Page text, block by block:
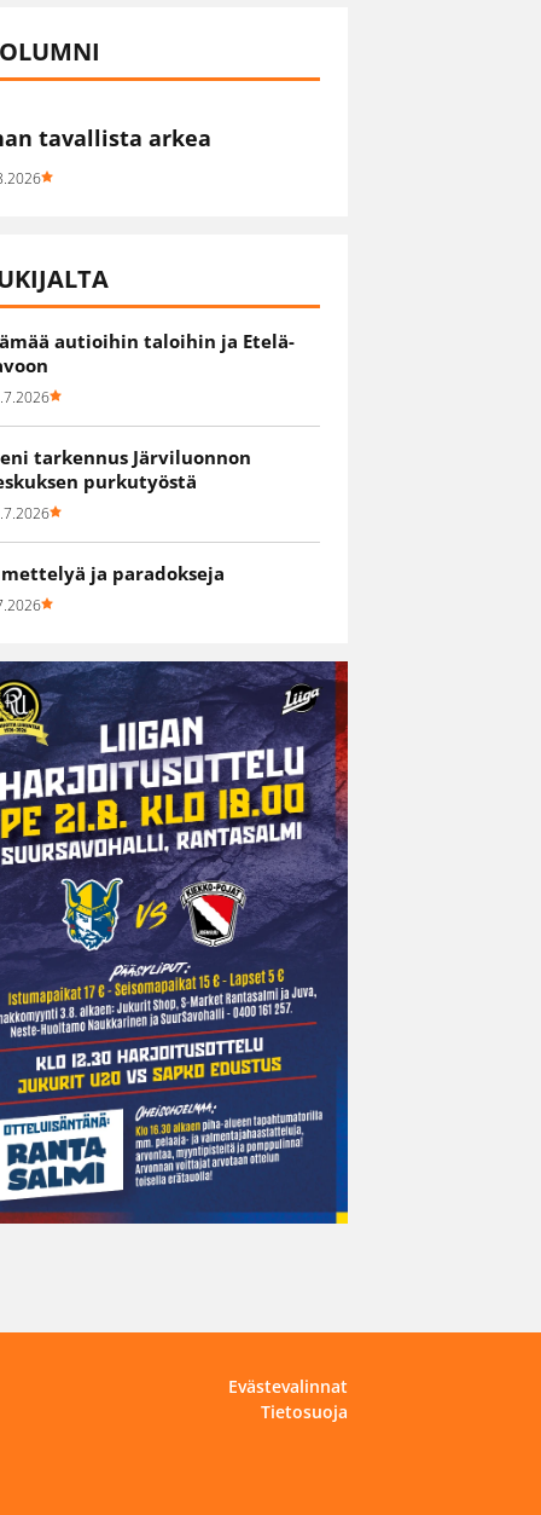
tavallista arkea
autioihin taloihin ja Etelä-
tarkennus Järviluonnon
purkutyöstä
ja paradokseja
Evästevalinnat
Tietosuoja